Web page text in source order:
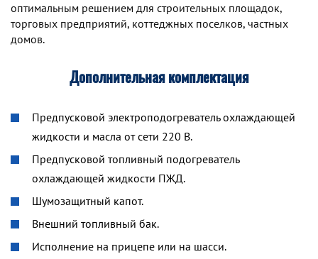
оптимальным решением для строительных площадок,
торговых предприятий, коттеджных поселков, частных
домов.
Дополнительная комплектация
Предпусковой электроподогреватель охлаждающей
жидкости и масла от сети 220 В.
Предпусковой топливный подогреватель
охлаждающей жидкости ПЖД.
Шумозащитный капот.
Внешний топливный бак.
Исполнение на прицепе или на шасси.